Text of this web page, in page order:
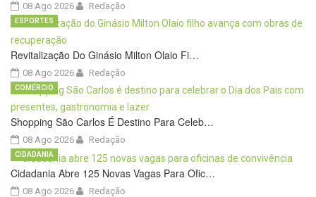
08 Ago 2026 Redação
Revitalização Do Ginásio Milton Olaio Fi…
08 Ago 2026
ESPORTES
Redação
Shopping São Carlos É Destino Para Celeb…
08 Ago 2026
COMÉRCIO
Redação
Cidadania Abre 125 Novas Vagas Para Ofic…
08 Ago 2026
CIDADANIA
Redação